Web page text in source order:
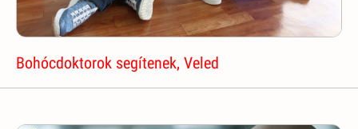
Bohócdoktorok segítenek, Veled